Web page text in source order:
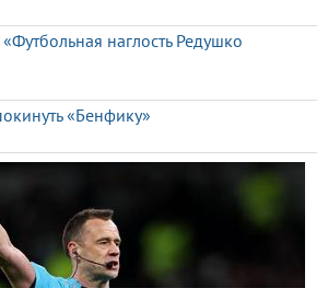
наглость Редушко
«Бенфику»